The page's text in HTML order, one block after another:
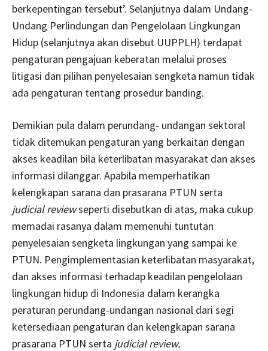
berkepentingan tersebut’. Selanjutnya dalam Undang-
Undang Perlindungan dan Pengelolaan Lingkungan
Hidup (selanjutnya akan disebut UUPPLH) terdapat
pengaturan pengajuan keberatan melalui proses
litigasi dan pilihan penyelesaian sengketa namun tidak
ada pengaturan tentang prosedur banding.
Demikian pula dalam perundang- undangan sektoral
tidak ditemukan pengaturan yang berkaitan dengan
akses keadilan bila keterlibatan masyarakat dan akses
informasi dilanggar. Apabila memperhatikan
kelengkapan sarana dan prasarana PTUN serta
judicial reviewseperti disebutkan di atas, maka cukup
memadai rasanya dalam memenuhi tuntutan
penyelesaian sengketa lingkungan yang sampai ke
PTUN. Pengimplementasian keterlibatan masyarakat,
dan akses informasi terhadap keadilan pengelolaan
lingkungan hidup di Indonesia dalam kerangka
peraturan perundang-undangan nasional dari segi
ketersediaan pengaturan dan kelengkapan sarana
prasarana PTUN serta judicial review.